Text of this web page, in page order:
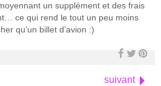
un supplément et des frais
ce qui rend le tout un peu moins
qu’un billet d’avion :)
suivant